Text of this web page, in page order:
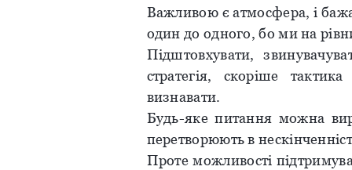
Важливою є атмосфера, і
один до одного, бо ми на
Підштовхувати,
стратегія, скоріше
визнавати.
Будь-яке питання можна
перетворюють в
Проте можливості